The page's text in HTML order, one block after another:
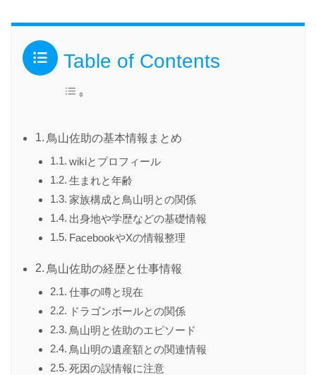
Table of Contents
鳥山佐助の基本情報まとめ
wikiとプロフィール
生まれと年齢
家族構成と鳥山明との関係
出身地や学歴などの基礎情報
FacebookやXの情報整理
鳥山佐助の経歴と仕事情報
仕事の噂と現在
ドラゴンボールとの関係
鳥山明と佐助のエピソード
鳥山明の遺産額との関連情報
死因の誤情報に注意